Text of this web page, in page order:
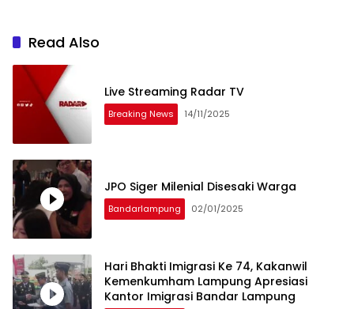
Read Also
Live Streaming Radar TV
Breaking News 14/11/2025
JPO Siger Milenial Disesaki Warga
Bandarlampung 02/01/2025
Hari Bhakti Imigrasi Ke 74, Kakanwil
Kemenkumham Lampung Apresiasi
Kantor Imigrasi Bandar Lampung